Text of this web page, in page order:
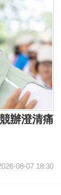
辦澄清痛
08-07 18:30